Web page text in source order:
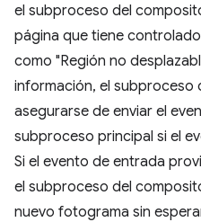
el subproceso del
página que tiene
como "Región no
información, el
asegurarse de enviar el
subproceso principal si el
Si el evento de entrada
el subproceso del
nuevo fotograma sin